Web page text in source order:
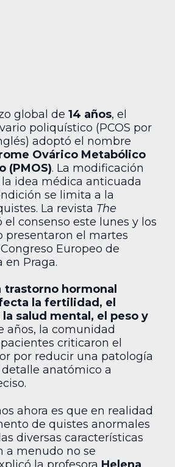
global de 14 años, el
poliquístico (PCOS por
adoptó el nombre
Ovárico Metabólico
(PMOS). La modificación
idea médica anticuada
se limita a la
La revista The
el consenso este lunes y los
presentaron el martes
Europeo de
en Praga.
trastorno hormonal
la fertilidad, el
salud mental, el peso y
años, la comunidad
criticaron el
por reducir una patología
anatómico a
ahora es que en realidad
de quistes anormales
diversas características
a menudo no se